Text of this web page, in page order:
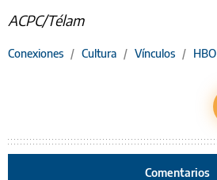
ACPC/Télam
Conexiones / Cultura / Vínculos / HBO
Comentarios